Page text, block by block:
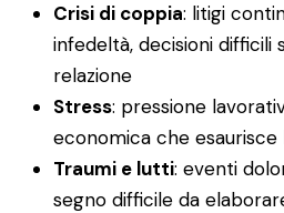
Crisi di coppia: litigi
infedeltà, decisioni difficili
relazione
Stress: pressione
economica che
Traumi e lutti: eventi
segno difficile da